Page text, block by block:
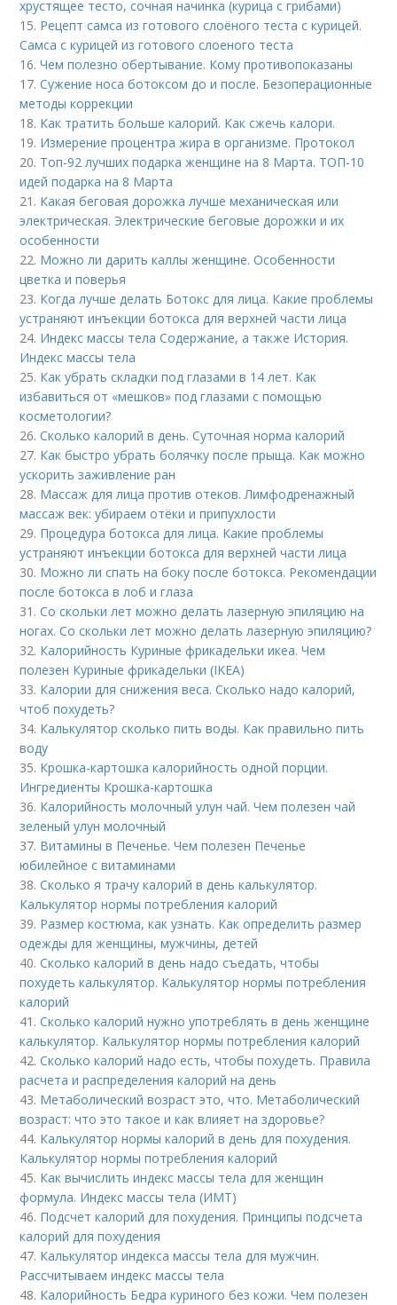
хрустящее тесто, сочная начинка (курица с грибами)
15. Рецепт самса из готового слоёного теста с курицей.
Самса с курицей из готового слоеного теста
16.Чем полезно обертывание. Кому противопоказаны
17.Сужение носа ботоксом до и после. Безоперационные
методы коррекции
18. Как тратить больше калорий. Как сжечь калори.
19. Измерение процентра жира в организме. Протокол
20. Топ-92 лучших подарка женщине на 8 Марта. ТОП-10
идей подарка на 8 Марта
21. Какая беговая дорожка лучше механическая или
электрическая. Электрические беговые дорожки и их
особенности
22. Можно ли дарить каллы женщине. Особенности
цветка и поверья
23. Когда лучше делать Ботокс для лица. Какие проблемы
устраняют инъекции ботокса для верхней части лица
24. Индекс массы тела Содержание, а также История.
Индекс массы тела
25. Как убрать складки под глазами в 14 лет. Как
избавиться от «мешков» под глазами с помощью
косметологии?
26.Сколько калорий в день. Суточная норма калорий
27. Как быстро убрать болячку после прыща. Как можно
ускорить заживление ран
28. Массаж для лица против отеков. Лимфодренажный
массаж век: убираем отёки и припухлости
29. Процедура ботокса для лица. Какие проблемы
устраняют инъекции ботокса для верхней части лица
30. Можно ли спать на боку после ботокса. Рекомендации
после ботокса в лоб и глаза
31.Со скольки лет можно делать лазерную эпиляцию на
ногах. Со скольки лет можно делать лазерную эпиляцию?
32. Калорийность Куриные фрикадельки икеа. Чем
полезен Куриные фрикадельки (IKEA)
33. Калории для снижения веса. Сколько надо калорий,
чтоб похудеть?
34. Калькулятор сколько пить воды. Как правильно пить
воду
35. Крошка-картошка калорийность одной порции.
Ингредиенты Крошка-картошка
36. Калорийность молочный улун чай. Чем полезен чай
зеленый улун молочный
37. Витамины в Печенье. Чем полезен Печенье
юбилейное с витаминами
38.Сколько я трачу калорий в день калькулятор.
Калькулятор нормы потребления калорий
39. Размер костюма, как узнать. Как определить размер
одежды для женщины, мужчины, детей
40.Сколько калорий в день надо съедать, чтобы
похудеть калькулятор. Калькулятор нормы потребления
калорий
41.Сколько калорий нужно употреблять в день женщине
калькулятор. Калькулятор нормы потребления калорий
42.Сколько калорий надо есть, чтобы похудеть. Правила
расчета и распределения калорий на день
43. Метаболический возраст это, что. Метаболический
возраст: что это такое и как влияет на здоровье?
44. Калькулятор нормы калорий в день для похудения.
Калькулятор нормы потребления калорий
45. Как вычислить индекс массы тела для женщин
формула. Индекс массы тела (ИМТ)
46. Подсчет калорий для похудения. Принципы подсчета
калорий для похудения
47. Калькулятор индекса массы тела для мужчин.
Рассчитываем индекс массы тела
48. Калорийность Бедра куриного без кожи. Чем полезен